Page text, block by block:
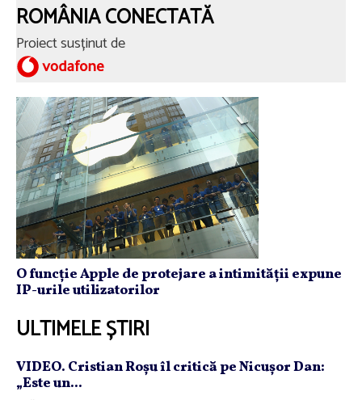
ROMÂNIA CONECTATĂ
Proiect susținut de
O funcție Apple de protejare a intimității expune
IP-urile utilizatorilor
ULTIMELE ȘTIRI
VIDEO. Cristian Roşu îl critică pe Nicuşor Dan:
„Este un...